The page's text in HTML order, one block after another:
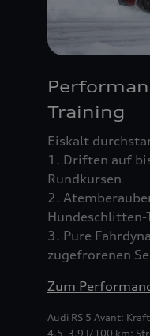
Training
Eiskalt
1. Driften auf
Rundkursen
2.
Hundeschlitten-
3. Pure
zugefrorenen
Zum
Audi RS 5 Avant:
4,5–3,9 l/100 km;